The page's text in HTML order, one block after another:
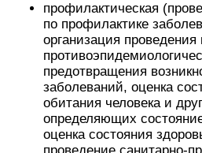
профилактическая
по профилактике
организация
предотвращения
заболеваний, оценка
обитания человека и
определяющих
оценка состояния